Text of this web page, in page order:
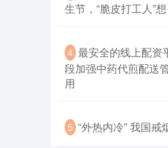
生节，“脆皮打工人”
4 最安全的线上配资
段加强中药代煎配送
用
5 ​“外热内冷” 我国